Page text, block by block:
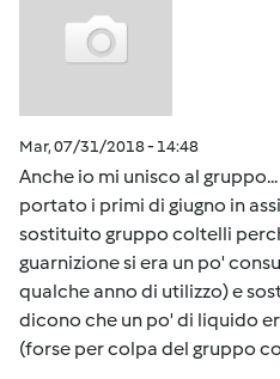
Mar, 07/31/2018 - 14:48
Anche io mi unisco al gruppo...
portato i primi di giugno in
sostituito gruppo coltelli
guarnizione si era un po'
qualche anno di utilizzo) e
dicono che un po' di liquido
(forse per colpa del gruppo